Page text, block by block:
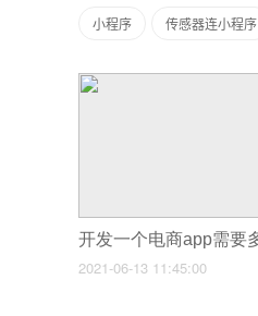
小程序 传感器连小程序
2021-06-13 11:45:00